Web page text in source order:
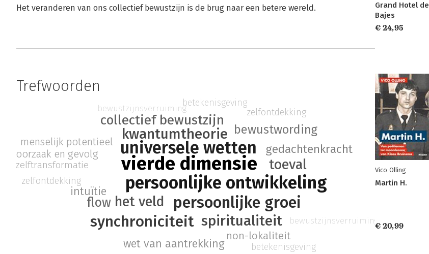
Het veranderen van ons collectief bewustzijn is de brug naar een betere wereld.
Trefwoorden
vierde dimensie
persoonlijke ontwikkeling
persoonlijke groei
universele wetten
kwantumtheorie
spiritualiteit
synchroniciteit
het veld
toeval
flow
collectief bewustzijn
bewustwording
gedachtenkracht
non-lokaliteit
intuïtie
wet van aantrekking
zelftransformatie
oorzaak en gevolg
menselijk potentieel
zelfontdekking
bewustzijnsverruimingbetekenisgeving
zelfontdekking
bewustzijnsverruiming
betekenisgeving
Grand Hotel de
Bajes
€ 24,95
Vico Olling
Martin H.
€ 20,99